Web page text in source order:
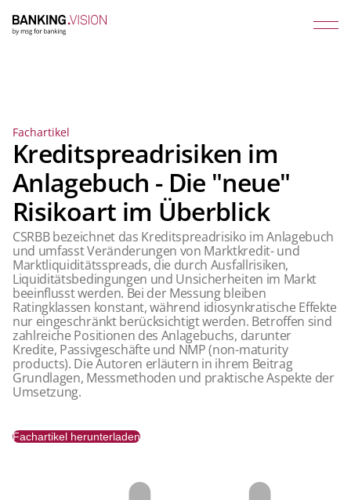
Fachartikel
Kreditspreadrisiken im
Anlagebuch - Die "neue"
Risikoart im Überblick
CSRBB bezeichnet das Kreditspreadrisiko im Anlagebuch
und umfasst Veränderungen von Marktkredit- und
Marktliquiditätsspreads, die durch Ausfallrisiken,
Liquiditätsbedingungen und Unsicherheiten im Markt
beeinflusst werden. Bei der Messung bleiben
Ratingklassen konstant, während idiosynkratische Effekte
nur eingeschränkt berücksichtigt werden. Betroffen sind
zahlreiche Positionen des Anlagebuchs, darunter
Kredite, Passivgeschäfte und NMP (non-maturity
products). Die Autoren erläutern in ihrem Beitrag
Grundlagen, Messmethoden und praktische Aspekte der
Umsetzung.
Fachartikel herunterladen